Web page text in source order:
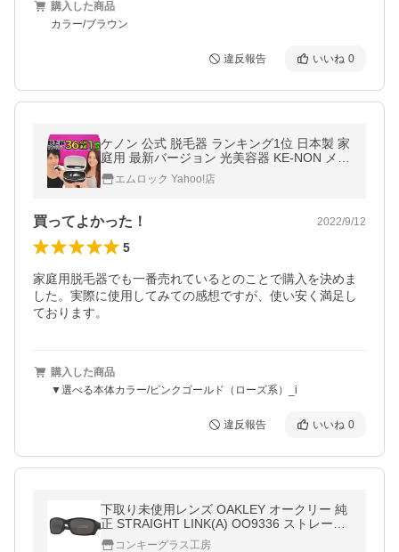
購入した商品
カラー/ブラウン
違反報告 いいね 0
ケノン 公式 脱毛器 ランキング1位 日本製 家
庭用 最新バージョン 光美容器 KE-NON メン
ズ 髭 VIO 対応 おすすめ 口コミ 美顔器 コス
パ 安い 8.7
エムロック Yahoo!店
買ってよかった！ 2022/9/12
5
家庭用脱毛器でも一番売れているとのことで購入を決めま
した。実際に使用してみての感想ですが、使い安く満足し
ております。
購入した商品
▼選べる本体カラー/ピンクゴールド（ローズ系）_i
違反報告 いいね 0
下取り未使用レンズ OAKLEY オークリー 純
正 STRAIGHT LINK(A) OO9336 ストレート
リンク アジアンフィットwarm grey
コンキーグラス工房